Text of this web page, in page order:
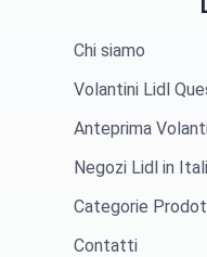
Chi siamo
Volantini Lidl
Anteprima
Negozi Lidl in
Categorie
Contatti